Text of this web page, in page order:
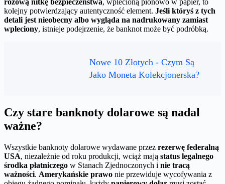
różową nitkę bezpieczeństwa, wplecioną pionowo w papier, to
kolejny potwierdzający autentyczność element. Jeśli któryś z tych
detali jest nieobecny albo wygląda na nadrukowany zamiast
wpleciony, istnieje podejrzenie, że banknot może być podróbką.
Nowe 10 Złotych - Czym Są
Jako Moneta Kolekcjonerska?
Czy stare banknoty dolarowe są nadal
ważne?
Wszystkie banknoty dolarowe wydawane przez rezerwę federalną
USA, niezależnie od roku produkcji, wciąż mają status legalnego
środka płatniczego w Stanach Zjednoczonych i nie tracą
ważności. Amerykańskie prawo nie przewiduje wycofywania z